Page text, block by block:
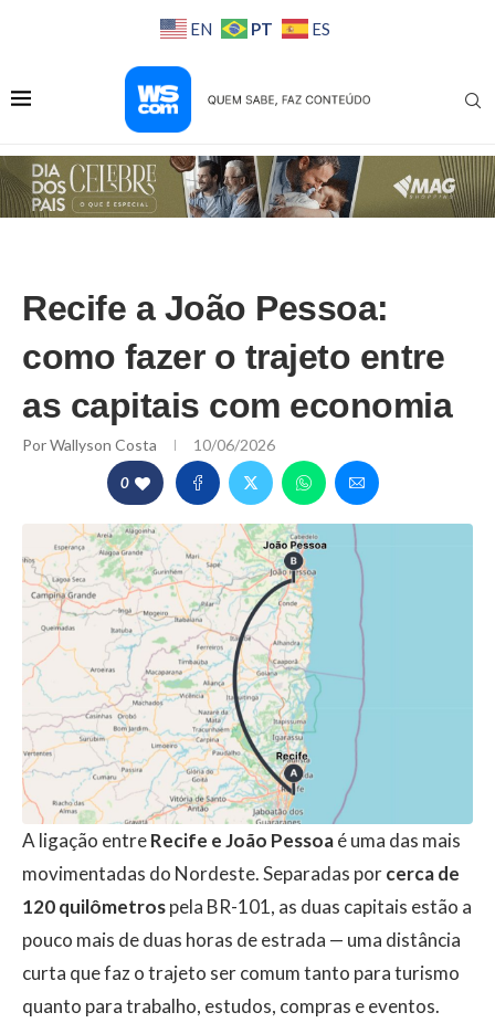
EN PT ES
Recife a João Pessoa:
como fazer o trajeto entre
as capitais com economia
PorWallyson Costa 10/06/2026
0
A ligação entreRecife e João Pessoaé uma das mais
movimentadas do Nordeste. Separadas porcerca de
120 quilômetrospela BR-101, as duas capitais estão a
pouco mais de duas horas de estrada — uma distância
curta que faz o trajeto ser comum tanto para turismo
quanto para trabalho, estudos, compras e eventos.